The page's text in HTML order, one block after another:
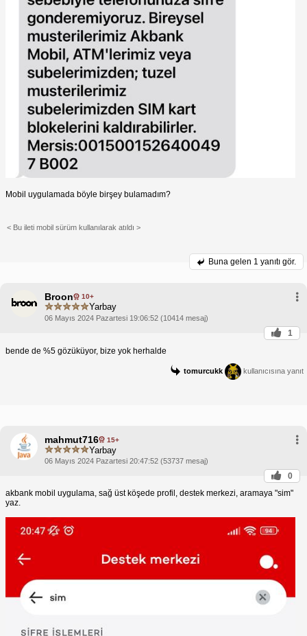
Mobil uygulamada böyle birşey bulamadım?
< Bu ileti mobil sürüm kullanılarak atıldı >
Buna gelen 1 yanıtı gör.
Broon 10+
Yarbay
06 Mayıs 2024 Pazartesi 19:06:52 (10414 mesaj)
1
bende de %5 gözüküyor, bize yok herhalde
tomurcukk kullanıcısına yanıt
mahmut716 15+
Yarbay
06 Mayıs 2024 Pazartesi 20:47:52 (53737 mesaj)
0
akbank mobil uygulama, sağ üst köşede profil, destek merkezi, aramaya "sim"
yaz.